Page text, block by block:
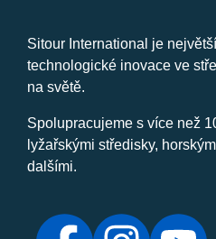
Sitour International je
technologické inovace ve
na světě.
Spolupracujeme s více než
lyžařskými středisky,
dalšími.